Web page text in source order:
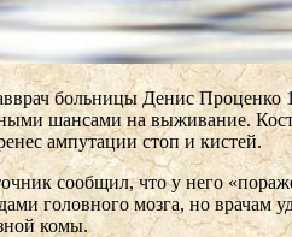
больницы Денис
шансами на выживание.
ампутации стоп и кистей.
сообщил, что у него
головного мозга, но врачам
комы.